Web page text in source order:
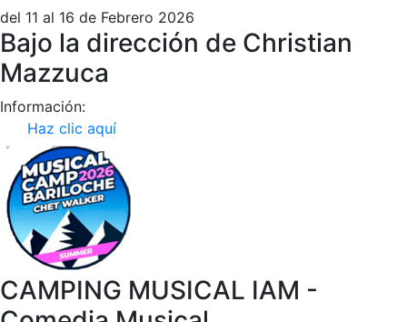
del 11 al 16 de Febrero 2026
Bajo la dirección de Christian
Mazzuca
Información:
Haz clic aquí
CAMPING MUSICAL IAM -